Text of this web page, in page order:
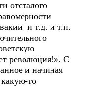
отсталого
и т.д. и т.п.
революция!». С
и начиная
какую-то